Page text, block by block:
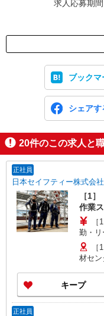
求人応募期
ブックマ
シェアす
20件のこの求人と
正社員
日本セイフティー株式会社
［1
作業
勤・
6ヵ月あり（
★入社1
途皆勤手
数1年
材セン
越
キープ
正社員